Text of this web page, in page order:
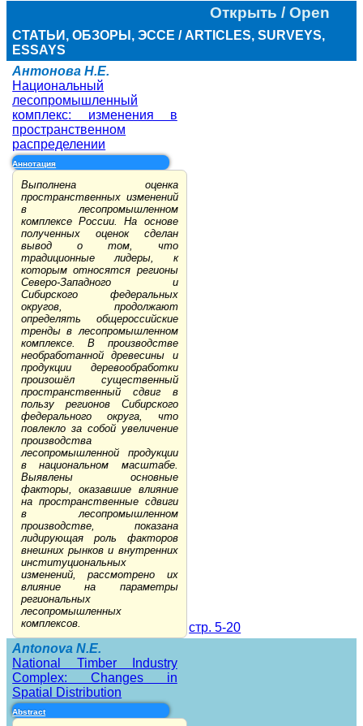
Открыть / Open
СТАТЬИ, ОБЗОРЫ, ЭССЕ / ARTICLES, SURVEYS,
ESSAYS
Антонова Н.Е.
Национальный
лесопромышленный
комплекс: изменения в
пространственном
распределении
Аннотация
Выполнена оценка
пространственных изменений
в лесопромышленном
комплексе России. На основе
полученных оценок сделан
вывод о том, что
традиционные лидеры, к
которым относятся регионы
Северо-Западного и
Сибирского федеральных
округов, продолжают
определять общероссийские
тренды в лесопромышленном
комплексе. В производстве
необработанной древесины и
продукции деревообработки
произошёл существенный
пространственный сдвиг в
пользу регионов Сибирского
федерального округа, что
повлекло за собой увеличение
производства
лесопромышленной продукции
в национальном масштабе.
Выявлены основные
факторы, оказавшие влияние
на пространственные сдвиги
в лесопромышленном
производстве, показана
лидирующая роль факторов
внешних рынков и внутренних
институциональных
изменений, рассмотрено их
влияние на параметры
региональных
лесопромышленных
комплексов.
стр. 5-20
Antonova N.E.
National Timber Industry
Complex: Changes in
Spatial Distribution
Abstract